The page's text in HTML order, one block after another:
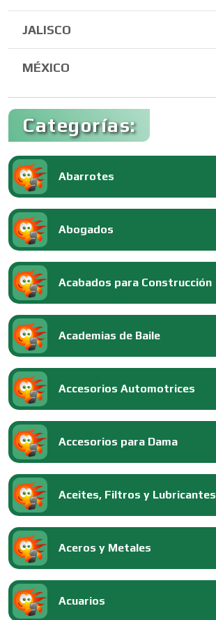
JALISCO
MÉXICO
Categorías:
Abarrotes
Abogados
Acabados para Construcción
Academias de Baile
Accesorios Automotrices
Accesorios para Dama
Aceites, Filtros y Lubricantes
Aceros y Metales
Acuarios